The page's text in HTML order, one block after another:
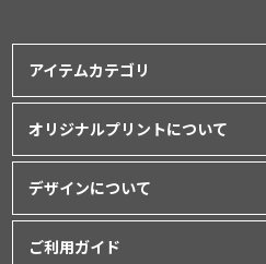
アイテムカテゴリ
ポロシャツ│ スポーツウェア
パーカー・スウェット│ベビー服
バッグ・ポーチ
オリジナルプリントについて
シルクスクリーンプリント
デザインについて
ご利用ガイド